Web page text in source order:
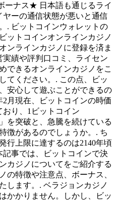
ーナス★ 日本語も通じるライ
ーの通信状態が悪いと通信
. ビットコインウォレットの
ットコインオンラインカジノ
ンラインカジノに登録を済ま
績や評判口コミ、ライセン
できるオンラインカジノをこ
てください。. この点、ビッ
安心して遊ぶことができるの
月現在、ビットコインの時価
り、1ビットコイン
を突破と、急騰を続けている
徴があるのでしょうか。. ち
行上限に達するのは2140年頃
事では、ビットコインで決
カジノについてをご紹介する
の特徴や注意点、ボーナス、
します。. ベラジョンカジノ
かかりません。しかし、ビッ